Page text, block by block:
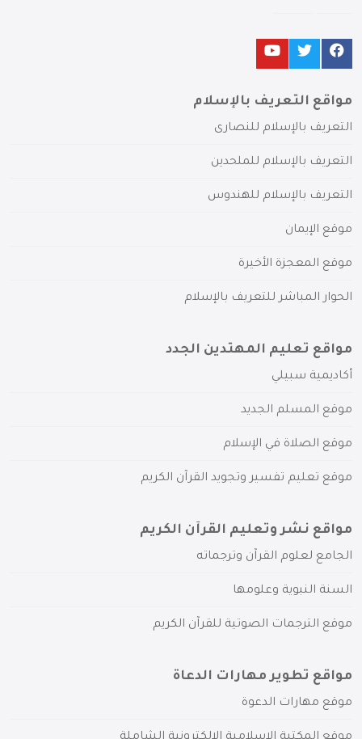
مواقع التعريف بالإسلام
التعريف بالإسلام للنصارى
التعريف بالإسلام للملحدين
التعريف بالإسلام للهندوس
موقع الإيمان
موقع المعجزة الأخيرة
الحوار المباشر للتعريف بالإسلام
مواقع تعليم المهتدين الجدد
أكاديمية سبيلي
موقع المسلم الجديد
موقع الصلاة في الإسلام
موقع تعليم تفسير وتجويد القرآن الكريم
مواقع نشر وتعليم القرآن الكريم
الجامع لعلوم القرآن وترجماته
السنة النبوية وعلومها
موقع الترجمات الصوتية للقرآن الكريم
مواقع تطوير مهارات الدعاة
موقع مهارات الدعوة